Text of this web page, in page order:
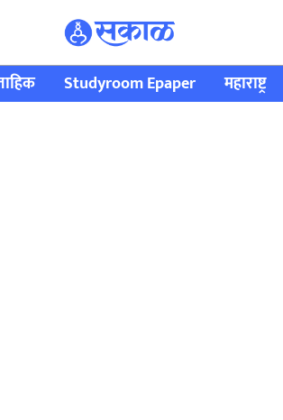
Studyroom Epaper महाराष्ट्र